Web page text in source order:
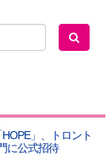
」、トロント
に公式招待